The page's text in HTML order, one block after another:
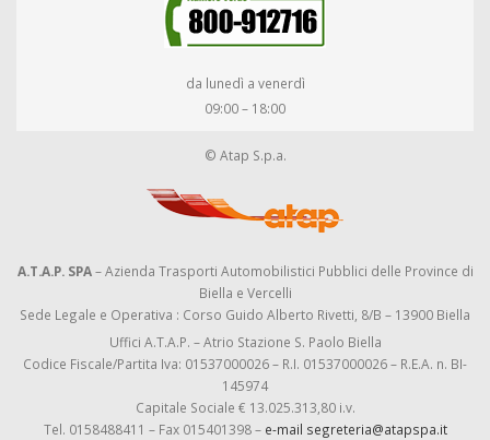
da lunedì a venerdì
09:00 – 18:00
© Atap S.p.a.
A.T.A.P. SPA– Azienda Trasporti Automobilistici Pubblici delle Province di
Biella e Vercelli
Sede Legale e Operativa : Corso Guido Alberto Rivetti, 8/B – 13900 Biella
Uffici A.T.A.P. – Atrio Stazione S. Paolo Biella
Codice Fiscale/Partita Iva: 01537000026 – R.I. 01537000026 – R.E.A. n. BI-
145974
Capitale Sociale € 13.025.313,80 i.v.
Tel. 0158488411 – Fax 015401398 – e-mail segreteria@atapspa.it